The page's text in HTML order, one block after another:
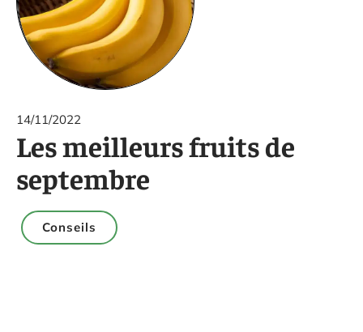
14/11/2022
Les meilleurs fruits de
septembre
Conseils